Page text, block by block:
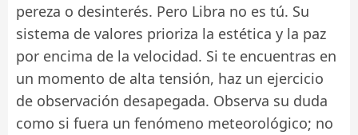
pereza o desinterés. Pero Libra no es tú. Su
sistema de valores prioriza la estética y la paz
por encima de la velocidad. Si te encuentras en
un momento de alta tensión, haz un ejercicio
de observación desapegada. Observa su duda
como si fuera un fenómeno meteorológico; no